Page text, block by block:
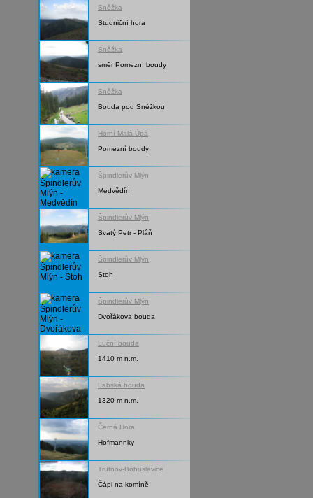
Sněžka
Studniční hora
Sněžka
směr Pomezní boudy
Sněžka
Bouda pod Sněžkou
Horní Malá Úpa
Pomezní boudy
Špindlerův Mlýn
Medvědín
Špindlerův Mlýn
Svatý Petr - Pláň
Špindlerův Mlýn
Stoh
Špindlerův Mlýn
Dvořákova bouda
Luční bouda
1410 m n.m.
Labská bouda
1320 m n.m.
Černá Hora
Hofmannky
Trutnov-Bohuslavice
Čápi na komíně